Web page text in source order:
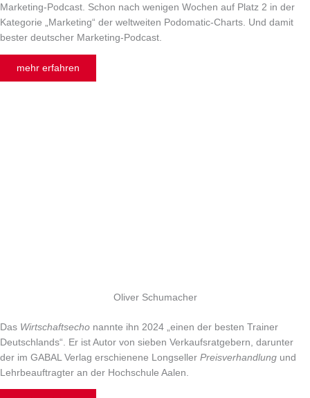
Marketing-Podcast. Schon nach wenigen Wochen auf Platz 2 in der
Kategorie „Marketing“ der weltweiten Podomatic-Charts. Und damit
bester deutscher Marketing-Podcast.
mehr erfahren
Oliver Schumacher
Das Wirtschaftsecho nannte ihn 2024 „einen der besten Trainer
Deutschlands“. Er ist Autor von sieben Verkaufsratgebern, darunter
der im GABAL Verlag erschienene Longseller Preisverhandlung und
Lehrbeauftragter an der Hochschule Aalen.